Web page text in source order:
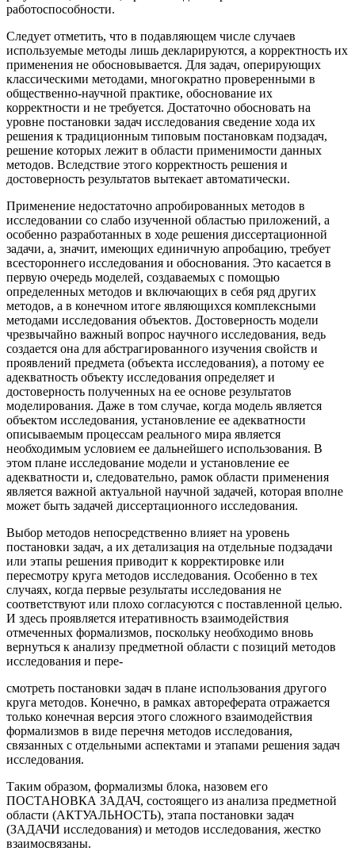
работоспособности.
Следует отметить, что в подавляющем числе случаев
используемые методы лишь декларируются, а корректность их
применения не обосновывается. Для задач, оперирующих
классическими методами, многократно проверенными в
общественно-научной практике, обоснование их
корректности и не требуется. Достаточно обосновать на
уровне постановки задач исследования сведение хода их
решения к традиционным типовым постановкам подзадач,
решение которых лежит в области применимости данных
методов. Вследствие этого корректность решения и
достоверность результатов вытекает автоматически.
Применение недостаточно апробированных методов в
исследовании со слабо изученной областью приложений, а
особенно разработанных в ходе решения диссертационной
задачи, а, значит, имеющих единичную апробацию, требует
всестороннего исследования и обоснования. Это касается в
первую очередь моделей, создаваемых с помощью
определенных методов и включающих в себя ряд других
методов, а в конечном итоге являющихся комплексными
методами исследования объектов. Достоверность модели
чрезвычайно важный вопрос научного исследования, ведь
создается она для абстрагированного изучения свойств и
проявлений предмета (объекта исследования), а потому ее
адекватность объекту исследования определяет и
достоверность полученных на ее основе результатов
моделирования. Даже в том случае, когда модель является
объектом исследования, установление ее адекватности
описываемым процессам реального мира является
необходимым условием ее дальнейшего использования. В
этом плане исследование модели и установление ее
адекватности и, следовательно, рамок области применения
является важной актуальной научной задачей, которая вполне
может быть задачей диссертационного исследования.
Выбор методов непосредственно влияет на уровень
постановки задач, а их детализация на отдельные подзадачи
или этапы решения приводит к корректировке или
пересмотру круга методов исследования. Особенно в тех
случаях, когда первые результаты исследования не
соответствуют или плохо согласуются с поставленной целью.
И здесь проявляется итеративность взаимодействия
отмеченных формализмов, поскольку необходимо вновь
вернуться к анализу предметной области с позиций методов
исследования и пере-
смотреть постановки задач в плане использования другого
круга методов. Конечно, в рамках автореферата отражается
только конечная версия этого сложного взаимодействия
формализмов в виде перечня методов исследования,
связанных с отдельными аспектами и этапами решения задач
исследования.
Таким образом, формализмы блока, назовем его
ПОСТАНОВКА ЗАДАЧ, состоящего из анализа предметной
области (АКТУАЛЬНОСТЬ), этапа постановки задач
(ЗАДАЧИ исследования) и методов исследования, жестко
взаимосвязаны.